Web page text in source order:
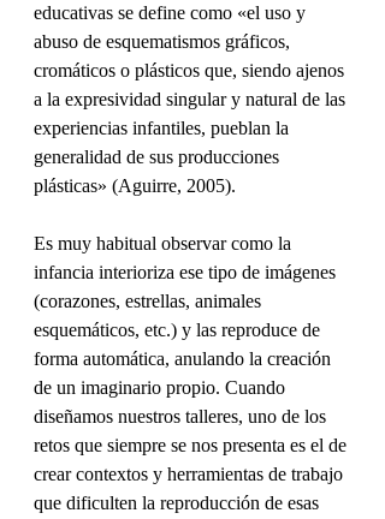
educativas se define como «el uso y
abuso de esquematismos gráficos,
cromáticos o plásticos que, siendo ajenos
a la expresividad singular y natural de las
experiencias infantiles, pueblan la
generalidad de sus producciones
plásticas» (Aguirre, 2005).
Es muy habitual observar como la
infancia interioriza ese tipo de imágenes
(corazones, estrellas, animales
esquemáticos, etc.) y las reproduce de
forma automática, anulando la creación
de un imaginario propio. Cuando
diseñamos nuestros talleres, uno de los
retos que siempre se nos presenta es el de
crear contextos y herramientas de trabajo
que dificulten la reproducción de esas